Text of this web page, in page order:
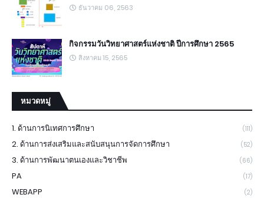
ธันวาคม 06, 2563
กิจกรรมวันวิทยาศาสตร์แห่งชาติ ปีการศึกษา 2565
สิงหาคม 15, 2565
หมวดหมู่
1. ด้านการนิเทศการศึกษา (111)
2. ด้านการส่งเสริมและสนับสนุนการจัดการศึกษา (52)
3. ด้านการพัฒนาตนเองและวิชาชีพ (66)
PA (17)
WEBAPP (2)